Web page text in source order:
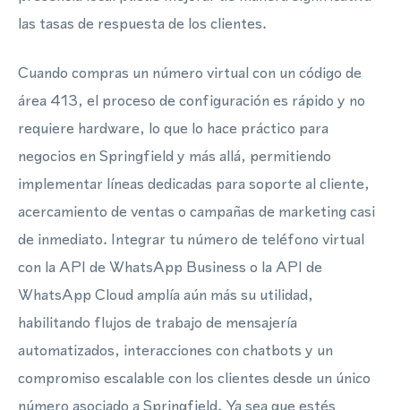
las tasas de respuesta de los clientes.
Cuando compras un número virtual con un código de
área 413, el proceso de configuración es rápido y no
requiere hardware, lo que lo hace práctico para
negocios en Springfield y más allá, permitiendo
implementar líneas dedicadas para soporte al cliente,
acercamiento de ventas o campañas de marketing casi
de inmediato. Integrar tu número de teléfono virtual
con la API de WhatsApp Business o la API de
WhatsApp Cloud amplía aún más su utilidad,
habilitando flujos de trabajo de mensajería
automatizados, interacciones con chatbots y un
compromiso escalable con los clientes desde un único
número asociado a Springfield. Ya sea que estés